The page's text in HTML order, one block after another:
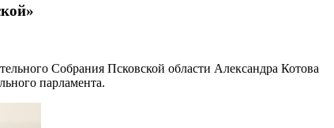
Собрания Псковской области Александра Котова
парламента.